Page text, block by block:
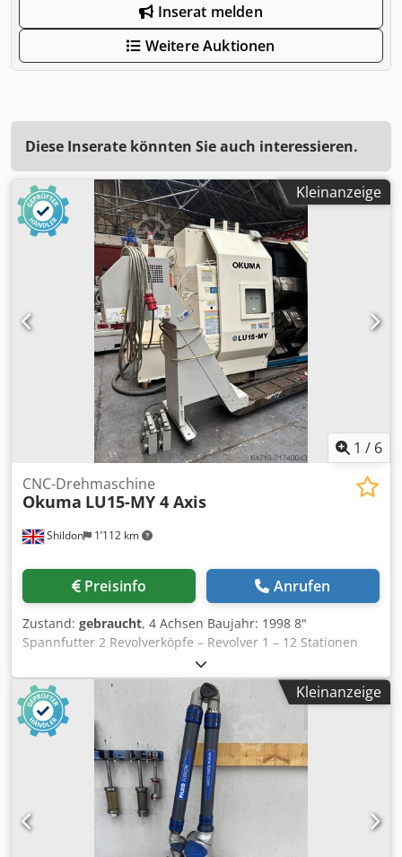
Inserat melden
Weitere Auktionen
Diese Inserate könnten Sie auch interessieren.
Kleinanzeige
1 / 6
Shildon 1’112 km
CNC-Drehmaschine
Okuma LU15-MY 4 Axis
Preisinfo Anrufen
Zustand: gebraucht, 4 Achsen Baujahr: 1998 8"
Spannfutter 2 Revolverköpfe – Revolver 1 – 12 Stationen
Revolver 2 – 8 Stationen Programmatischer Reitstock 750
mm Spitzenweite Angetriebene Werkzeuge C-Achse
Werkzeugvermessung (Taster) Y-Achse Späneförderer
Okuma OSP 7000L Steuerung Crsdsy Drunepfx An Uof
Kleinanzeige